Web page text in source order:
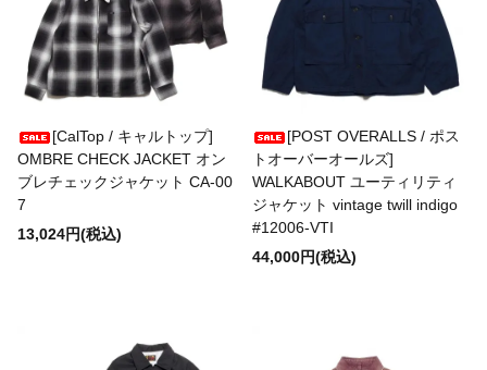
[CalTop / キャルトップ]
OMBRE CHECK JACKET オン
ブレチェックジャケット CA-00
7
13,024円(税込)
[POST OVERALLS / ポス
トオーバーオールズ]
WALKABOUT ユーティリティ
ジャケット vintage twill indigo
#12006-VTI
44,000円(税込)
CHURCHILL GLOVE
CONCHON QUINETTE
CONVERSE